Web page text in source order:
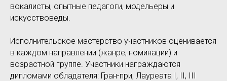
вокалисты, опытные педагоги, модельеры и
искусствоведы.
Исполнительское мастерство участников оценивается
в каждом направлении (жанре, номинации) и
возрастной группе. Участники награждаются
дипломами обладателя: Гран-при, Лауреата I, II, III